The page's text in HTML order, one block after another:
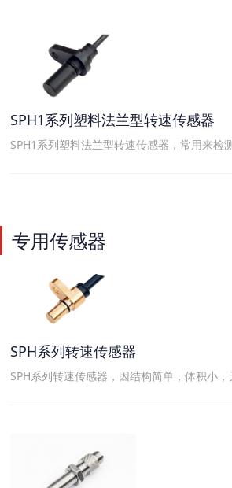
SPH1系列塑料法兰型转速传感器
SPH1系列塑料法兰型转速传感器，常用来检
专用传感器
SPH系列转速传感器
SPH系列转速传感器，因结构简单，体积小